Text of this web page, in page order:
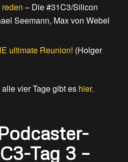
– Die #31C3/Silicon
Seemann, Max von Webel
ultimate Reunion! (Holger
vier Tage gibt es hier.
Tag 3 –